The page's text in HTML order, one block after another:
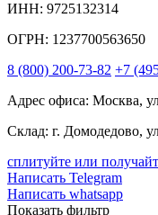
ИНН: 9725132314
ОГРН: 1237700563650
8 (800) 200-73-82 +7
Адрес офиса: Москва,
Склад: г. Домодедово,
сплитуйте или
Написать Telegram
Написать whatsapp
Показать фильтр